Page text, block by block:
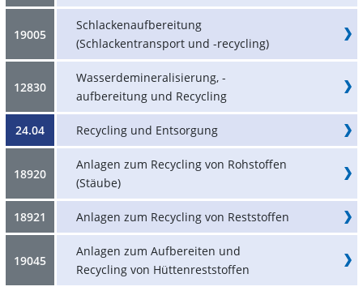
19005
Schlackenaufbereitung
(Schlackentransport und -recycling)
12830
Wasserdemineralisierung, -
aufbereitung und Recycling
24.04 Recycling und Entsorgung
18920
Anlagen zum Recycling von Rohstoffen
(Stäube)
18921 Anlagen zum Recycling von Reststoffen
19045
Anlagen zum Aufbereiten und
Recycling von Hüttenreststoffen